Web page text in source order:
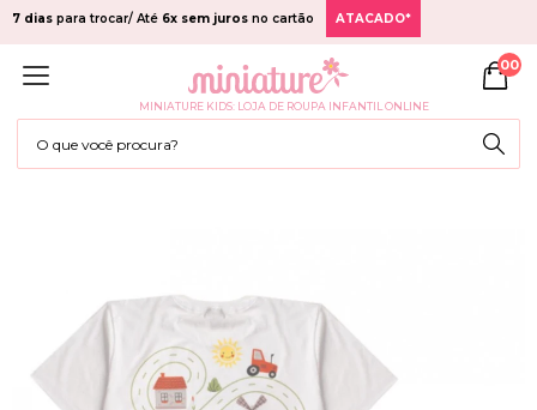
7 dias para trocar/ Até 6x sem juros no cartão ATACADO*
MINIATURE KIDS: LOJA DE ROUPA INFANTIL ONLINE
00